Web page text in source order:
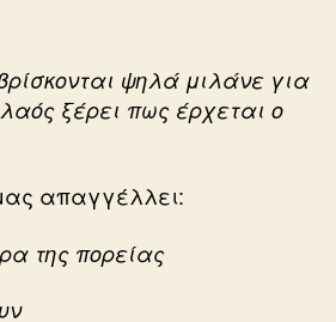
ψηλά μιλάνε για
ξέρει πως έρχεται ο
απαγγέλλει:
της πορείας